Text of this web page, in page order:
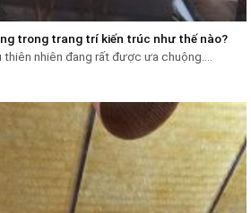
trong trang trí kiến trúc như thế nào?
nhiên đang rất được ưa chuộng....